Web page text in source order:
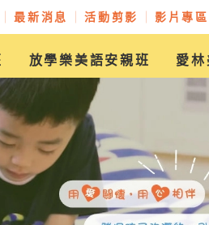
最新消息 活動剪影 影片專區
放學樂美語安親班 愛林